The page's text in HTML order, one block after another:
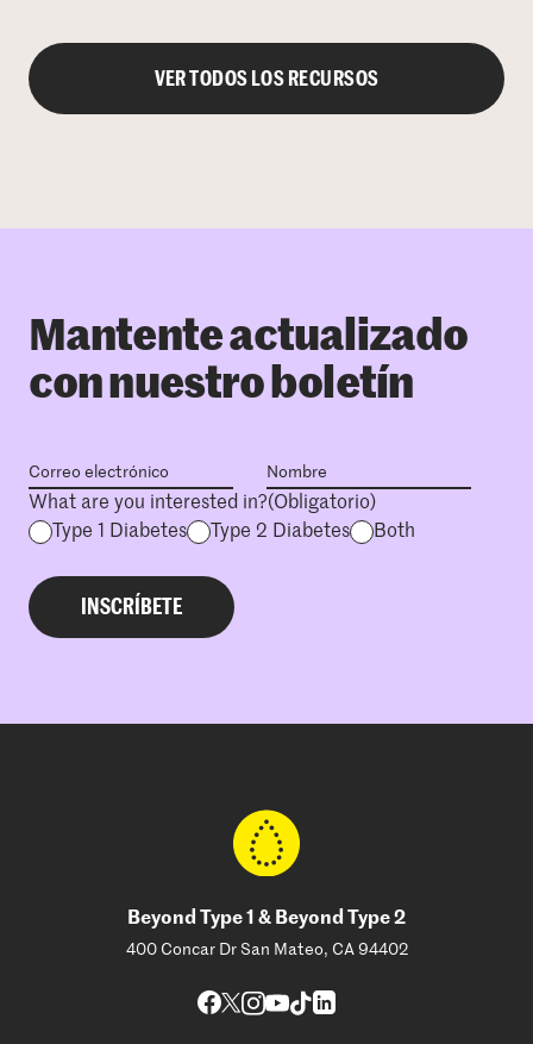
VER TODOS LOS RECURSOS
Mantente actualizado
con nuestro boletín
What are you interested in?(Obligatorio)
Type 1 Diabetes
Type 2 Diabetes Both
Beyond Type 1 & Beyond Type 2
400 Concar Dr San Mateo, CA 94402